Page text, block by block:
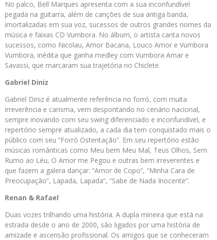
No palco, Bell Marques apresenta com a sua inconfundível
pegada na guitarra, além de canções de sua antiga banda,
imortalizadas em sua voz, sucessos de outros grandes nomes da
música e faixas CD Vumbora. No álbum, o artista canta novos
sucessos, como Nicolau, Amor Bacana, Louco Amor e Vumbora
Vumbora, inédita que ganha medley com Vumbora Amar e
Savassi, que marcaram sua trajetória no Chiclete.
Gabriel Diniz
Gabriel Diniz é atualmente referência no forró, com muita
irreverência e carisma, vem despontando no cenário nacional,
sempre inovando com seu swing diferenciado e inconfundível, e
repertório sempre atualizado, a cada dia tem conquistado mais o
público com seu “Forró Ostentação”. Em seu repertório estão
músicas românticas como Meu bem Meu Mal, Teus Olhos, Sem
Rumo ao Léu, O Amor me Pegou e outras bem irreverentes e
que fazem a galera dançar: “Amor de Copo”, “Minha Cara de
Preocupação“, Lapada, Lapada”, “Sabe de Nada Inocente”.
Renan & Rafael
Duas vozes trilhando uma história. A dupla mineira que está na
estrada desde o ano de 2000, são ligados por uma história de
amizade e ascensão profissional. Os amigos que se conheceram